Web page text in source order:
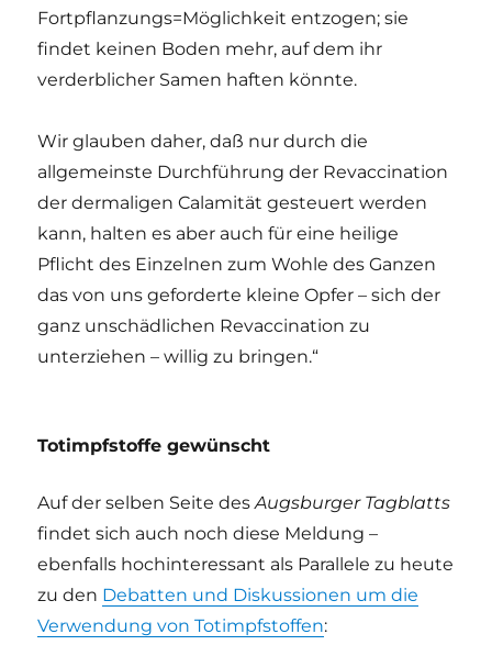
Fortpflanzungs=Möglichkeit entzogen; sie
findet keinen Boden mehr, auf dem ihr
verderblicher Samen haften könnte.
Wir glauben daher, daß nur durch die
allgemeinste Durchführung der Revaccination
der dermaligen Calamität gesteuert werden
kann, halten es aber auch für eine heilige
Pflicht des Einzelnen zum Wohle des Ganzen
das von uns geforderte kleine Opfer – sich der
ganz unschädlichen Revaccination zu
unterziehen – willig zu bringen.“
Totimpfstoffe gewünscht
Auf der selben Seite desAugsburger Tagblatts
findet sich auch noch diese Meldung –
ebenfalls hochinteressant als Parallele zu heute
zu den Debatten und Diskussionen um die
Verwendung von Totimpfstoffen: